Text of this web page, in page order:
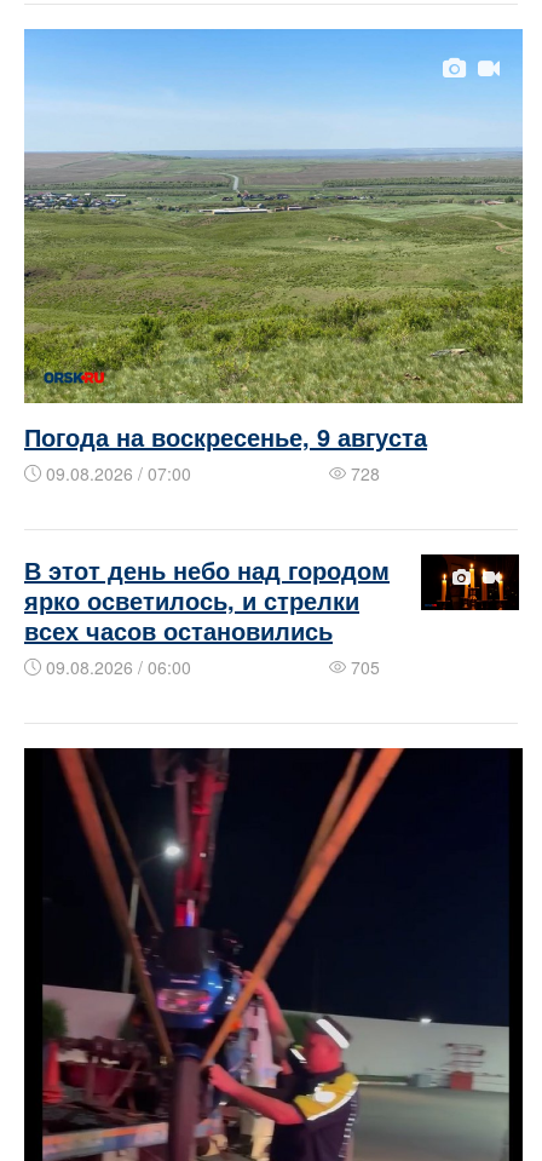
Погода на воскресенье, 9 августа
09.08.2026 / 07:00 728
В этот день небо над городом
ярко осветилось, и стрелки
всех часов остановились
09.08.2026 / 06:00 705